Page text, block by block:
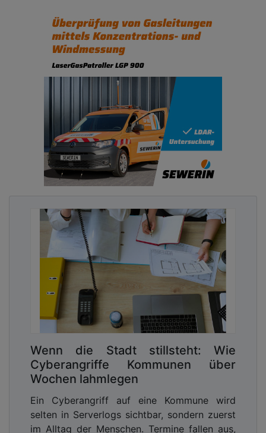
Wenn die Stadt stillsteht: Wie
Cyberangriffe Kommunen über
Wochen lahmlegen
Ein Cyberangriff auf eine Kommune wird
selten in Serverlogs sichtbar, sondern zuerst
im Alltag der Menschen. Termine fallen aus,